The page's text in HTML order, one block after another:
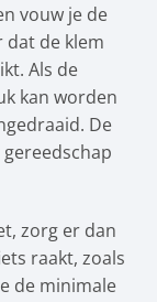
vouw je de
dat de klem
Als de
kan worden
De
zorg er dan
raakt, zoals
de minimale